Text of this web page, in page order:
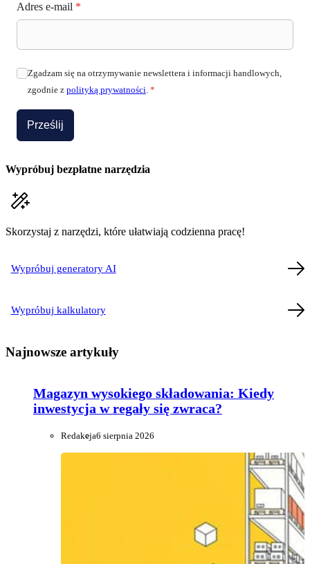
Adres e-mail *
Zgadzam się na otrzymywanie newslettera i informacji handlowych,
zgodnie z polityką prywatności. *
Prześlij
Wypróbuj bezpłatne narzędzia
Skorzystaj z narzędzi, które ułatwiają codzienna pracę!
Wypróbuj generatory AI
Wypróbuj kalkulatory
Najnowsze artykuły
Magazyn wysokiego składowania: Kiedy
inwestycja w regały się zwraca?
Redakcja6 sierpnia 2026